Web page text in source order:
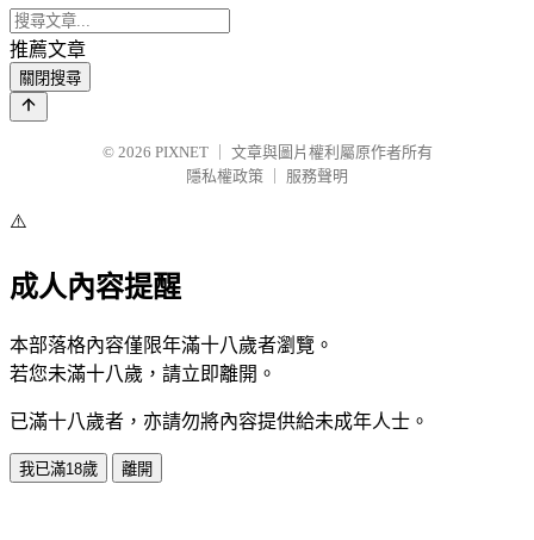
推薦文章
關閉搜尋
© 2026 PIXNET
文章與圖片權利屬原作者所有
隱私權政策
服務聲明
⚠️
成人內容提醒
本部落格內容僅限年滿十八歲者瀏覽。
若您未滿十八歲，請立即離開。
已滿十八歲者，亦請勿將內容提供給未成年人士。
我已滿18歲 離開